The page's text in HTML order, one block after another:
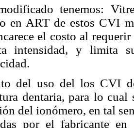
tenemos:
en ART de estos CVI
el costo al
intensidad, y limita
del uso del los CVI
dentaria, para lo cual
del ionómero, en tal
por el fabricante